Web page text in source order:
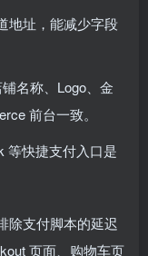
地址，能减少字段
名称、Logo、金
前台一致。
等快捷支付入口是
除支付脚本的延迟
页面、购物车页